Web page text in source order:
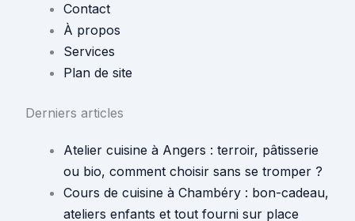
Contact
À propos
Services
Plan de site
Derniers articles
Atelier cuisine à Angers : terroir, pâtisserie
ou bio, comment choisir sans se tromper ?
Cours de cuisine à Chambéry : bon-cadeau,
ateliers enfants et tout fourni sur place